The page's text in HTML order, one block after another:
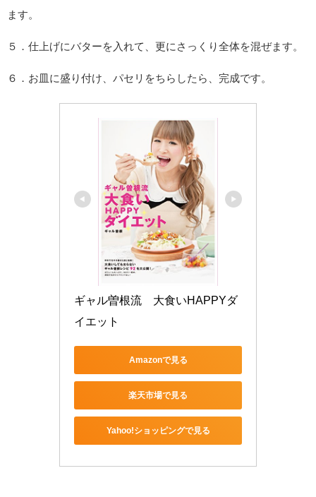
ます。
５．仕上げにバターを入れて、更にさっくり全体を混ぜます。
６．お皿に盛り付け、パセリをちらしたら、完成です。
ギャル曽根流　大食いHAPPYダ
イエット
Amazonで見る
楽天市場で見る
Yahoo!ショッピングで見る